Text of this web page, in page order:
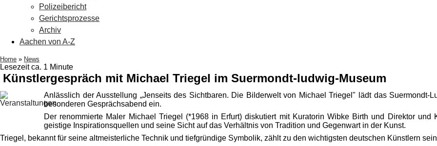
Polizeibericht
Gerichtsprozesse
Archiv
Aachen von A-Z
Home » News
Lesezeit ca. 1 Minute
Künstlergespräch mit Michael Triegel im Suermondt-ludwig-Museum
Anlässlich der Ausstellung „Jenseits des Sichtbaren. Die Bilderwelt von Michael Triegel" lädt das Suermondt-
besonderen Gesprächsabend ein.
Der renommierte Maler Michael Triegel (*1968 in Erfurt) diskutiert mit Kuratorin Wibke Birth und Direktor
geistige Inspirationsquellen und seine Sicht auf das Verhältnis von Tradition und Gegenwart in der Kunst.
Triegel, bekannt für seine altmeisterliche Technik und tiefgründige Symbolik, zählt zu den wichtigsten deutschen Künstlern